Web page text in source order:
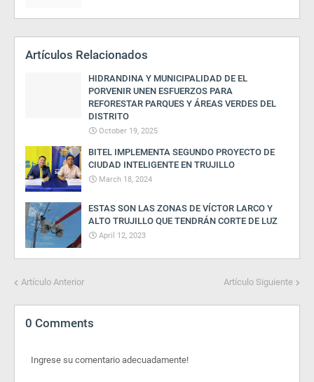
Artículos Relacionados
HIDRANDINA Y MUNICIPALIDAD DE EL
PORVENIR UNEN ESFUERZOS PARA
REFORESTAR PARQUES Y ÁREAS VERDES DEL
DISTRITO
October 19, 2025
BITEL IMPLEMENTA SEGUNDO PROYECTO DE
CIUDAD INTELIGENTE EN TRUJILLO
March 18, 2024
ESTAS SON LAS ZONAS DE VÍCTOR LARCO Y
ALTO TRUJILLO QUE TENDRÁN CORTE DE LUZ
April 12, 2023
Artículo Anterior Artículo Siguiente
0 Comments
Ingrese su comentario adecuadamente!